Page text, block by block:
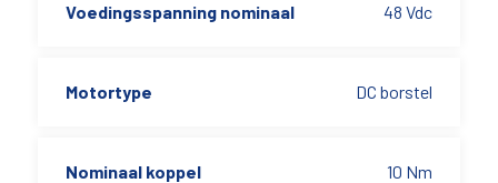
Voedingsspanning nominaal 48 Vdc
Motortype DC borstel
Nominaal koppel 10 Nm